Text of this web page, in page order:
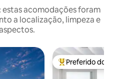
estas acomodações foram
a localização, limpeza e
Entre os
Preferido dos